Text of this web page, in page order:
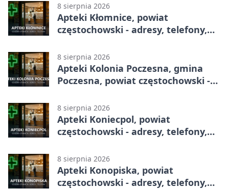
8 sierpnia 2026
Apteki Kłomnice, powiat
częstochowski - adresy, telefony,
8 sierpnia 2026
Apteki Kolonia Poczesna, gmina
Poczesna, powiat częstochowski -
8 sierpnia 2026
Apteki Koniecpol, powiat
częstochowski - adresy, telefony,
8 sierpnia 2026
Apteki Konopiska, powiat
częstochowski - adresy, telefony,